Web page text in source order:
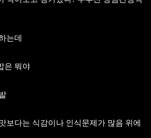
는데
은 뭐야
보다는 식감이나 인식문제가 많음 위에